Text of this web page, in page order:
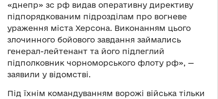
«днепр» зс рф видав оперативну директиву
підпорядкованим підрозділам про вогневе
ураження міста Херсона. Виконанням цього
злочинного бойового завдання займались
генерал-лейтенант та його підлеглий
підполковник чорноморського флоту рф», —
заявили у відомстві.
Під їхнім командуванням ворожі війська тільки